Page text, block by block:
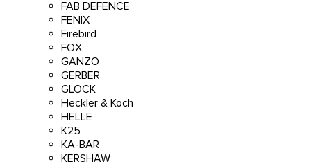
FAB DEFENCE
FENIX
Firebird
FOX
GANZO
GERBER
GLOCK
Heckler & Koch
HELLE
K25
KA-BAR
KERSHAW